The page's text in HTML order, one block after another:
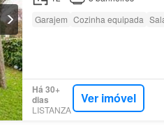
Garajem Cozinha equipada
Há 30+
dias
LISTANZA
Ver imóvel